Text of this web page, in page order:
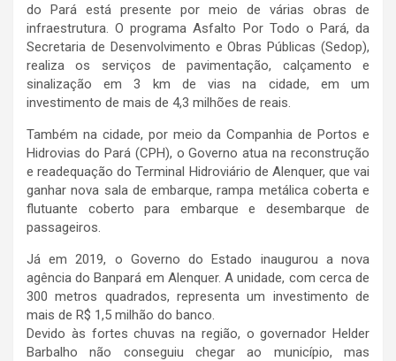
do Pará está presente por meio de várias obras de
infraestrutura. O programa Asfalto Por Todo o Pará, da
Secretaria de Desenvolvimento e Obras Públicas (Sedop),
realiza os serviços de pavimentação, calçamento e
sinalização em 3 km de vias na cidade, em um
investimento de mais de 4,3 milhões de reais.
Também na cidade, por meio da Companhia de Portos e
Hidrovias do Pará (CPH), o Governo atua na reconstrução
e readequação do Terminal Hidroviário de Alenquer, que vai
ganhar nova sala de embarque, rampa metálica coberta e
flutuante coberto para embarque e desembarque de
passageiros.
Já em 2019, o Governo do Estado inaugurou a nova
agência do Banpará em Alenquer. A unidade, com cerca de
300 metros quadrados, representa um investimento de
mais de R$ 1,5 milhão do banco.
Devido às fortes chuvas na região, o governador Helder
Barbalho não conseguiu chegar ao município, mas